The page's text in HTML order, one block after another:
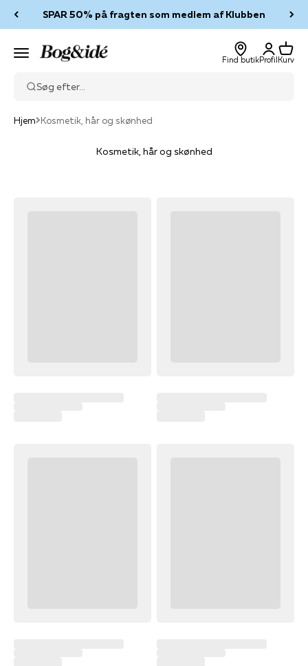
SPAR 50% på fragten som medlem af Klubben
Menu Bog & idé
Find butik
Log ind
Profil
Kurv
Kurv
Søg efter...
Hjem Kosmetik, hår og skønhed
Kosmetik, hår og skønhed